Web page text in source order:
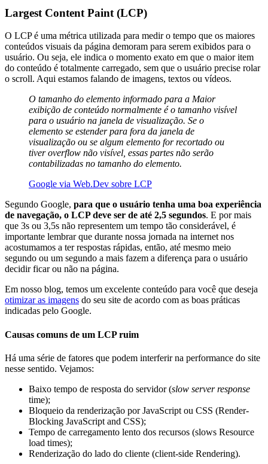
Largest Content Paint (LCP)
O LCP é uma métrica utilizada para medir o tempo que os maiores
conteúdos visuais da página demoram para serem exibidos para o
usuário. Ou seja, ele indica o momento exato em que o maior item
do conteúdo é totalmente carregado, sem que o usuário precise rolar
o scroll. Aqui estamos falando de imagens, textos ou vídeos.
O tamanho do elemento informado para a Maior
exibição de conteúdo normalmente é o tamanho visível
para o usuário na janela de visualização. Se o
elemento se estender para fora da janela de
visualização ou se algum elemento for recortado ou
tiver overflow não visível, essas partes não serão
contabilizadas no tamanho do elemento.
Google via Web.Dev sobre LCP
Segundo Google, para que o usuário tenha uma boa experiência
de navegação, o LCP deve ser de até 2,5 segundos. E por mais
que 3s ou 3,5s não representem um tempo tão considerável, é
importante lembrar que durante nossa jornada na internet nos
acostumamos a ter respostas rápidas, então, até mesmo meio
segundo ou um segundo a mais fazem a diferença para o usuário
decidir ficar ou não na página.
Em nosso blog, temos um excelente conteúdo para você que deseja
otimizar as imagens do seu site de acordo com as boas práticas
indicadas pelo Google.
Causas comuns de um LCP ruim
Há uma série de fatores que podem interferir na performance do site
nesse sentido. Vejamos:
Baixo tempo de resposta do servidor (slow server response
time);
Bloqueio da renderização por JavaScript ou CSS (Render-
Blocking JavaScript and CSS);
Tempo de carregamento lento dos recursos (slows Resource
load times);
Renderização do lado do cliente (client-side Rendering).